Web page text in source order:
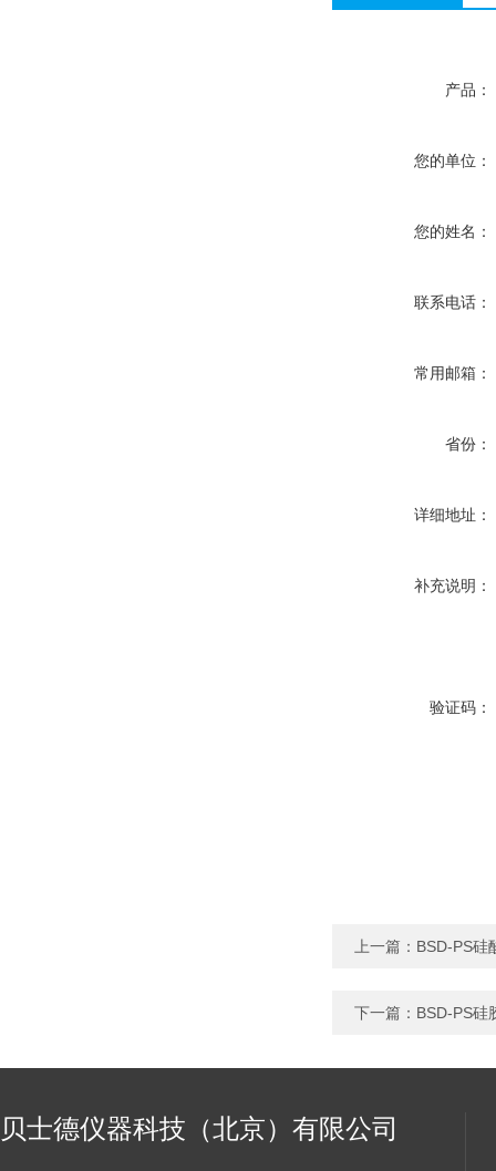
产品：
您的单位：
您的姓名：
联系电话：
常用邮箱：
省份：
详细地址：
补充说明：
验证码：
上一篇： BSD-PS硅
下一篇： BSD-PS硅
贝士德仪器科技（北京）有限公司